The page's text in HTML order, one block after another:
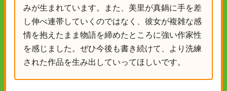
みが生まれています。また、美里が真鍋に手を差
し伸べ連帯していくのではなく、彼女が複雑な感
情を抱えたまま物語を締めたところに強い作家性
を感じました。ぜひ今後も書き続けて、より洗練
された作品を生み出していってほしいです。